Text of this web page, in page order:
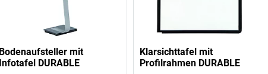
Bodenaufsteller mit
Infotafel DURABLE
Klarsichttafel mit
Profilrahmen DURABLE